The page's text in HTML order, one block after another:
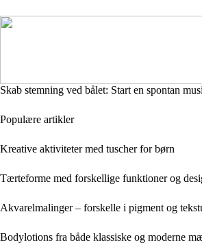
Skab stemning ved bålet: Start en spontan
Populære artikler
Kreative aktiviteter med tuscher for børn
Tærteforme med forskellige funktioner og
Akvarelmalinger – forskelle i pigment og
Bodylotions fra både klassiske og moderne